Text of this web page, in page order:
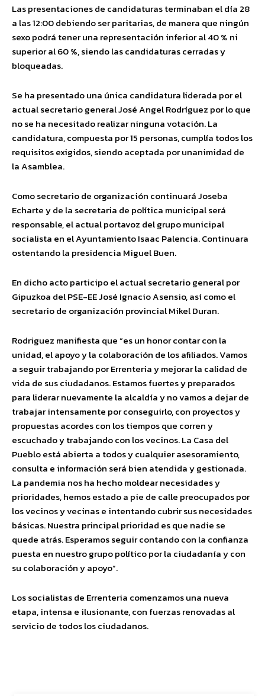
Las presentaciones de candidaturas terminaban el día 28
a las 12:00 debiendo ser paritarias, de manera que ningún
sexo podrá tener una representación inferior al 40 % ni
superior al 60 %, siendo las candidaturas cerradas y
bloqueadas.
Se ha presentado una única candidatura liderada por el
actual secretario general José Angel Rodríguez por lo que
no se ha necesitado realizar ninguna votación. La
candidatura, compuesta por 15 personas, cumplía todos los
requisitos exigidos, siendo aceptada por unanimidad de
la Asamblea.
Como secretario de organización continuará Joseba
Echarte y de la secretaria de política municipal será
responsable, el actual portavoz del grupo municipal
socialista en el Ayuntamiento Isaac Palencia. Continuara
ostentando la presidencia Miguel Buen.
En dicho acto participo el actual secretario general por
Gipuzkoa del PSE-EE José Ignacio Asensio, así como el
secretario de organización provincial Mikel Duran.
Rodriguez manifiesta que “es un honor contar con la
unidad, el apoyo y la colaboración de los afiliados. Vamos
a seguir trabajando por Errenteria y mejorar la calidad de
vida de sus ciudadanos. Estamos fuertes y preparados
para liderar nuevamente la alcaldía y no vamos a dejar de
trabajar intensamente por conseguirlo, con proyectos y
propuestas acordes con los tiempos que corren y
escuchado y trabajando con los vecinos. La Casa del
Pueblo está abierta a todos y cualquier asesoramiento,
consulta e información será bien atendida y gestionada.
La pandemia nos ha hecho moldear necesidades y
prioridades, hemos estado a pie de calle preocupados por
los vecinos y vecinas e intentando cubrir sus necesidades
básicas. Nuestra principal prioridad es que nadie se
quede atrás. Esperamos seguir contando con la confianza
puesta en nuestro grupo político por la ciudadanía y con
su colaboración y apoyo”.
Los socialistas de Errenteria comenzamos una nueva
etapa, intensa e ilusionante, con fuerzas renovadas al
servicio de todos los ciudadanos.